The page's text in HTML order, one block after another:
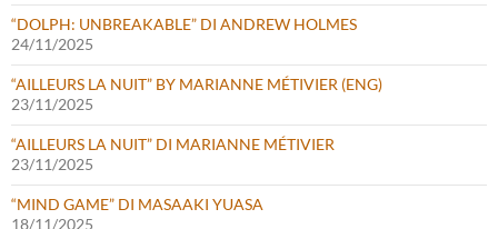
“DOLPH: UNBREAKABLE” DI ANDREW HOLMES
24/11/2025
“AILLEURS LA NUIT” BY MARIANNE MÉTIVIER (ENG)
23/11/2025
“AILLEURS LA NUIT” DI MARIANNE MÉTIVIER
23/11/2025
“MIND GAME” DI MASAAKI YUASA
18/11/2025